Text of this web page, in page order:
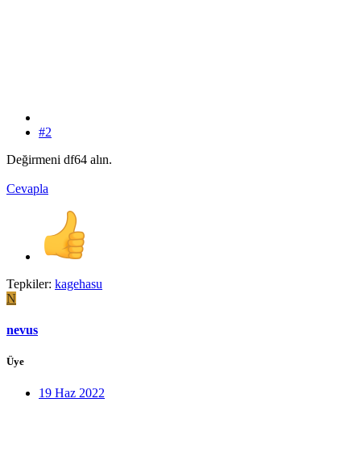
#2
Değirmeni df64 alın.
Cevapla
Tepkiler: kagehasu
N
nevus
Üye
19 Haz 2022